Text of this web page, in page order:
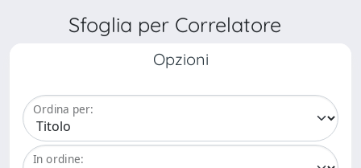
Sfoglia per Correlatore
Opzioni
Ordina per:
In ordine: